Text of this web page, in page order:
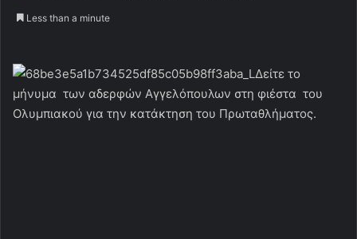
Less than a minute
Δείτε το
μήνυμα των αδερφών Αγγελόπουλων στη φιέστα του
Ολυμπιακού για την κατάκτηση του Πρωταθλήματος.